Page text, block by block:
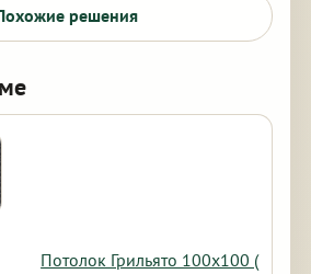
решения
Потолок Грильято 100х100 (